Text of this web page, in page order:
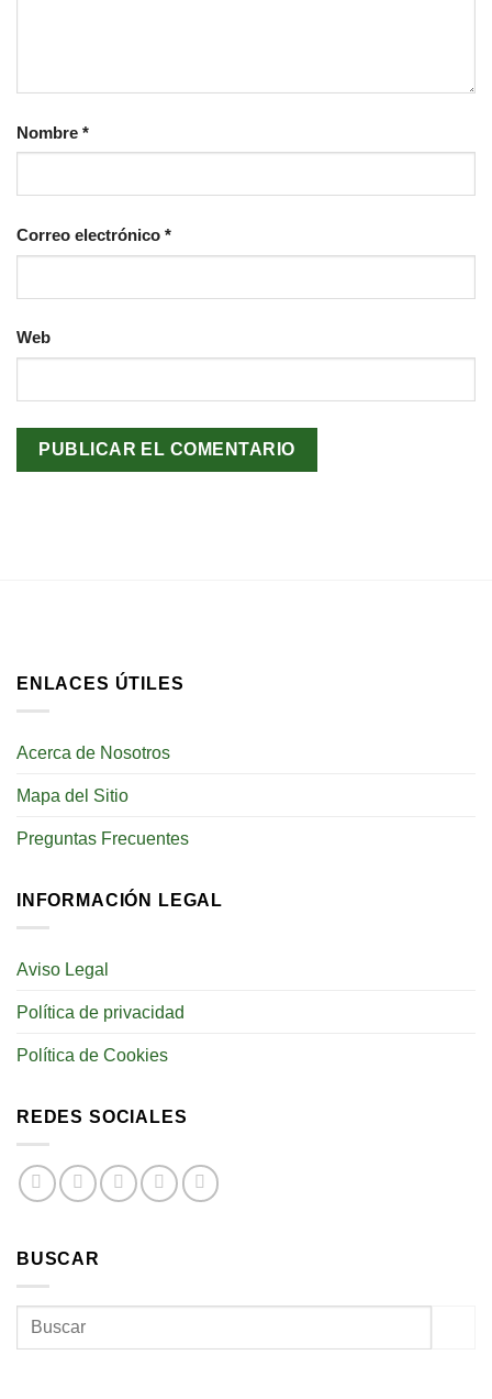
Nombre *
Correo electrónico *
Web
ENLACES ÚTILES
Acerca de Nosotros
Mapa del Sitio
Preguntas Frecuentes
INFORMACIÓN LEGAL
Aviso Legal
Política de privacidad
Política de Cookies
REDES SOCIALES
BUSCAR